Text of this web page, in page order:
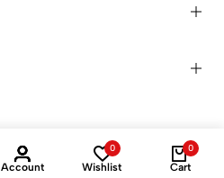
Account
0
Wishlist
0
Cart